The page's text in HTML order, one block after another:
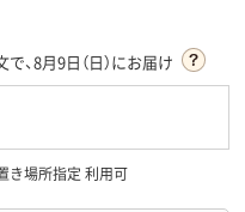
、8月9日（日）にお届け
き場所指定 利用可